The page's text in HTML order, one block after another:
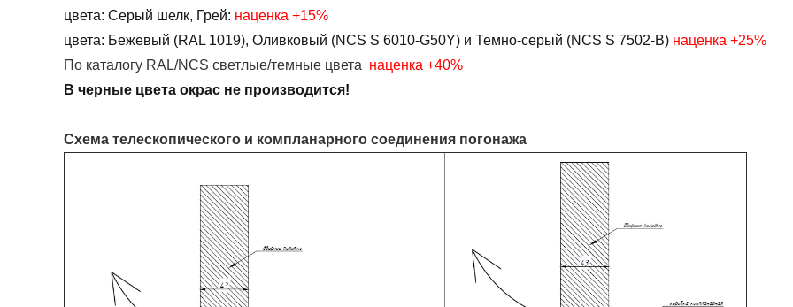
цвета: Серый шелк, Грей: наценка +15%
цвета: Бежевый (RAL 1019), Оливковый (NCS S 6010-G50Y) и Темно-серый (NCS S 7502-B) наценка +25%
По каталогу RAL/NCS светлые/темные цвета наценка +40%
В черные цвета окрас не производится!
Схема телескопического и компланарного соединения погонажа